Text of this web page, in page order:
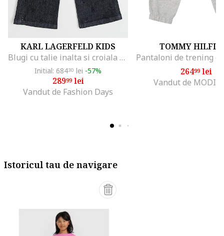
KARL LAGERFELD KIDS
Blugi cu talie inalta si croiala ampla, Negru stins
Initial: 68430 lei -57%
28999lei
Vandut de Fashion Days
TOMMY
26499lei
Vandut de
Istoricul tau de navigare